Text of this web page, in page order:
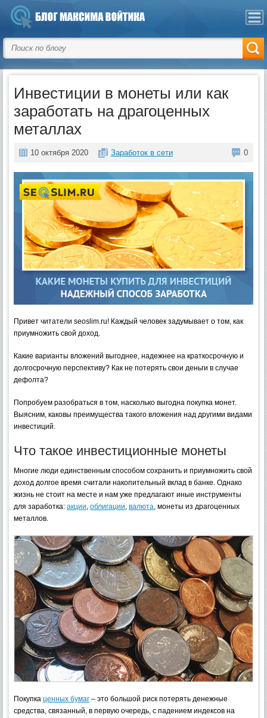
Инвестиции в монеты или как
заработать на драгоценных
металлах
10 октября 2020 Заработок в сети 0
Привет читатели seoslim.ru! Каждый человек задумывает о том, как
приумножить свой доход.
Какие варианты вложений выгоднее, надежнее на краткосрочную и
долгосрочную перспективу? Как не потерять свои деньги в случае
дефолта?
Попробуем разобраться в том, насколько выгодна покупка монет.
Выясним, каковы преимущества такого вложения над другими видами
инвестиций.
Что такое инвестиционные монеты
Многие люди единственным способом сохранить и приумножить свой
доход долгое время считали накопительный вклад в банке. Однако
жизнь не стоит на месте и нам уже предлагают иные инструменты
для заработка: акции облигации валюта , монеты из драгоценных
металлов.
Покупка ценных бумаг – это большой риск потерять денежные
средства, связанный, в первую очередь, с падением индексов на